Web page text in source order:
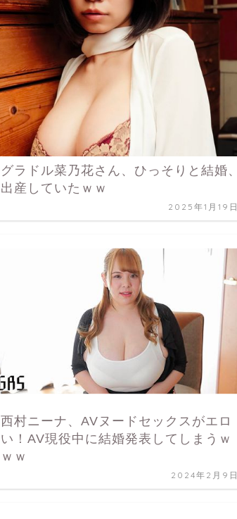
グラドル菜乃花さん、ひっそりと結婚、
出産していたｗｗ
2025年1月19日
西村ニーナ、AVヌードセックスがエロ
い！AV現役中に結婚発表してしまうｗ
ｗｗ
2024年2月9日